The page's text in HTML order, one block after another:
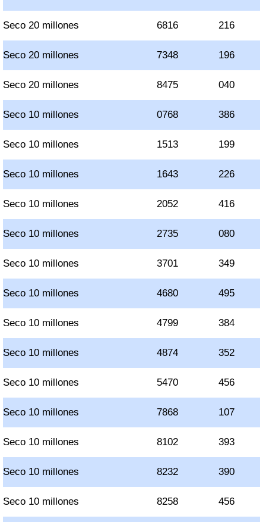
Seco 20 millones 6816 216
Seco 20 millones 7348 196
Seco 20 millones 8475 040
Seco 10 millones 0768 386
Seco 10 millones 1513 199
Seco 10 millones 1643 226
Seco 10 millones 2052 416
Seco 10 millones 2735 080
Seco 10 millones 3701 349
Seco 10 millones 4680 495
Seco 10 millones 4799 384
Seco 10 millones 4874 352
Seco 10 millones 5470 456
Seco 10 millones 7868 107
Seco 10 millones 8102 393
Seco 10 millones 8232 390
Seco 10 millones 8258 456